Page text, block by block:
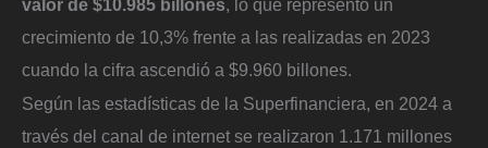
valor de $10.985 billones, lo que representó un
crecimiento de 10,3% frente a las realizadas en 2023
cuando la cifra ascendió a $9.960 billones.
Según las estadísticas de la Superfinanciera, en 2024 a
través del canal de internet se realizaron 1.171 millones